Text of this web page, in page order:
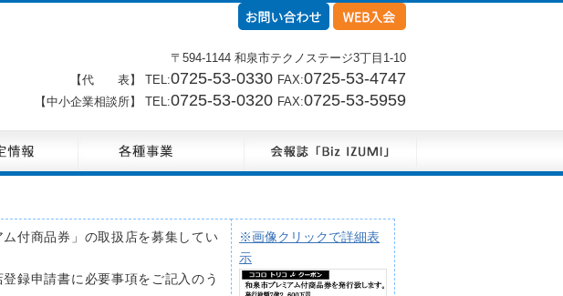
〒594-1144 和泉市テクノステージ3丁目1-10
【代 表】 TEL:0725-53-0330 FAX:0725-53-4747
【中小企業相談所】 TEL:0725-53-0320 FAX:0725-53-5959
付商品券」の取扱店を募集してい
録申請書に必要事項をご記入のう
※画像クリックで詳細表
示